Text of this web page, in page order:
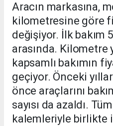
Aracın markasına,
kilometresine göre
değişiyor. İlk bakım
arasında. Kilometre
kapsamlı bakımın
geçiyor. Önceki
önce araçlarını
sayısı da azaldı.
kalemleriyle birlikte